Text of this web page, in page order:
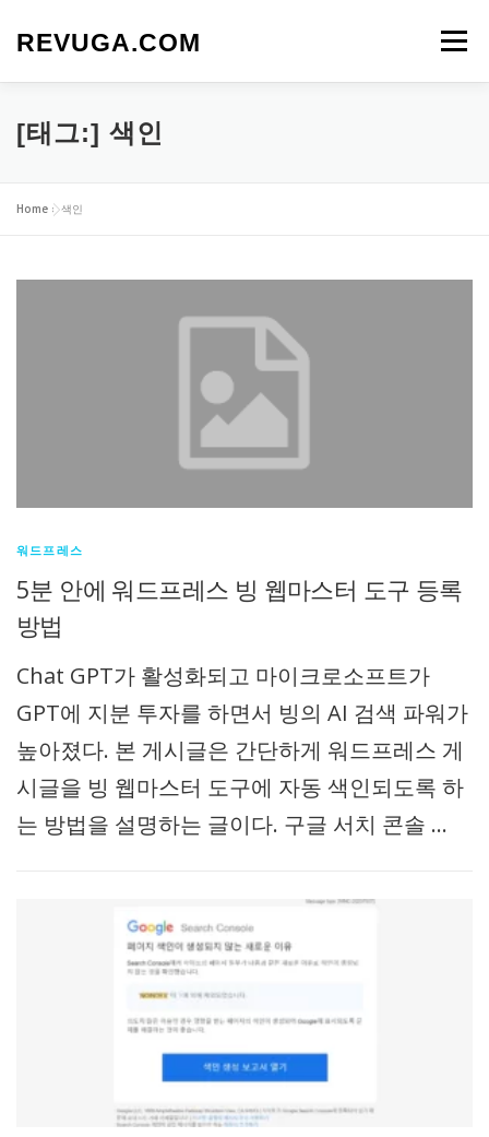
REVUGA.COM 메뉴
[태그:] 색인
Home »색인
워드프레스
5분 안에 워드프레스 빙 웹마스터 도구 등록
방법
Chat GPT가 활성화되고 마이크로소프트가
GPT에 지분 투자를 하면서 빙의 AI 검색 파워가
높아졌다. 본 게시글은 간단하게 워드프레스 게
시글을 빙 웹마스터 도구에 자동 색인되도록 하
는 방법을 설명하는 글이다. 구글 서치 콘솔 …